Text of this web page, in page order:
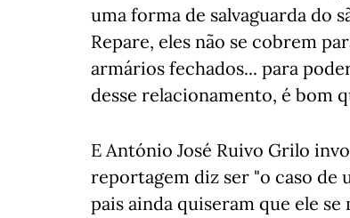
uma forma de salvaguarda do
Repare, eles não se cobrem
armários fechados... para
desse relacionamento, é bom
E António José Ruivo Grilo
reportagem diz ser "o caso de
pais ainda quiseram que ele